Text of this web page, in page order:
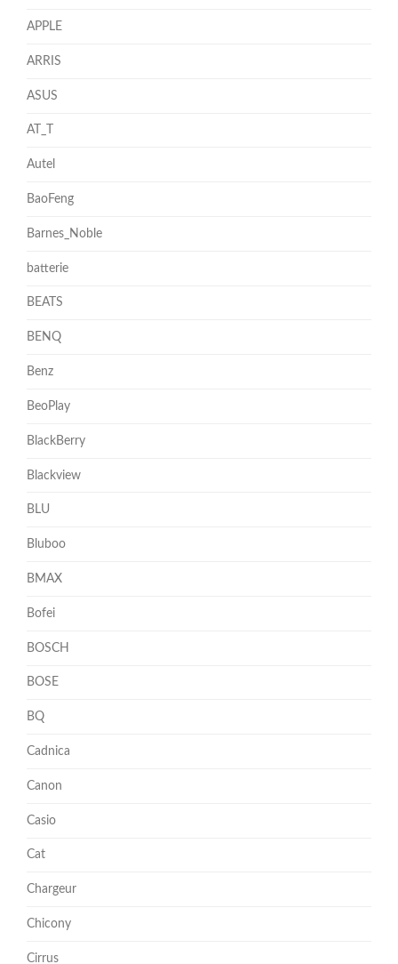
APPLE
ARRIS
ASUS
AT_T
Autel
BaoFeng
Barnes_Noble
batterie
BEATS
BENQ
Benz
BeoPlay
BlackBerry
Blackview
BLU
Bluboo
BMAX
Bofei
BOSCH
BOSE
BQ
Cadnica
Canon
Casio
Cat
Chargeur
Chicony
Cirrus